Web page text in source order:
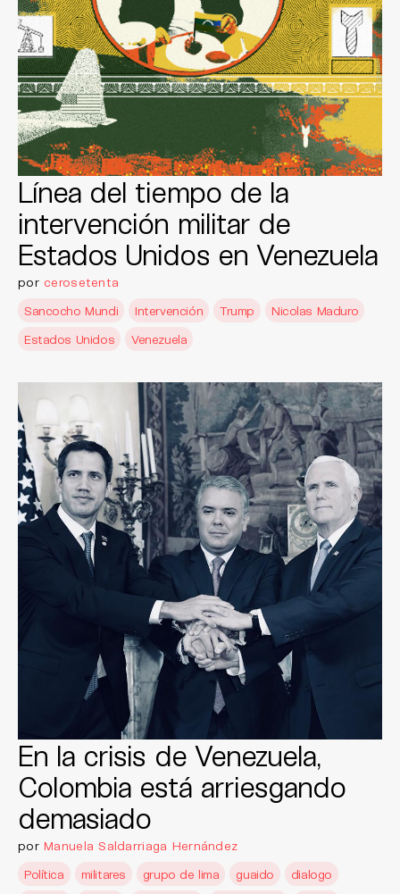
Línea del tiempo de la
intervención militar de
Estados Unidos en Venezuela
por cerosetenta
Sancocho Mundi
Intervención Trump
Nicolas Maduro
Estados Unidos
Venezuela
En la crisis de Venezuela,
Colombia está arriesgando
demasiado
por Manuela Saldarriaga Hernández
Política
militares grupo de lima guaido
dialogo